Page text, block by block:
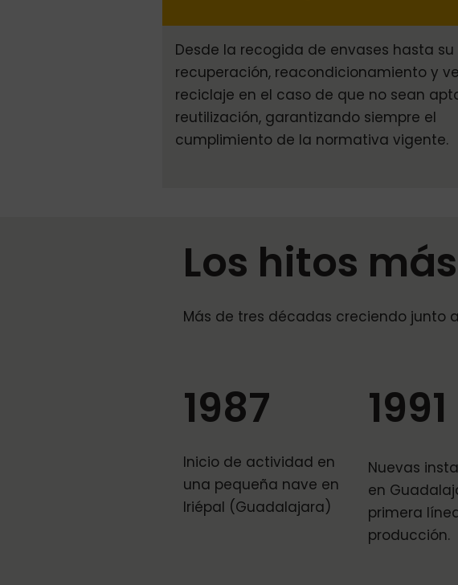
Desde la recogida de envases hasta
recuperación, reacondicionamiento y
reciclaje en el caso de que no sean
reutilización, garantizando siempre el
cumplimiento de la normativa vigente.
Los hitos
Más de tres décadas creciendo junto
1987
Inicio de actividad en
una pequeña nave en
Iriépal (Guadalajara)
1991
Nuevas
en
primera
producción.